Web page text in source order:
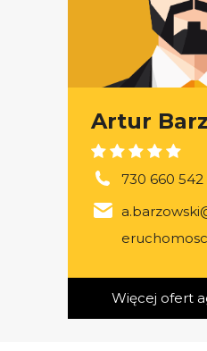
Artur
730 660 542
Więcej ofert